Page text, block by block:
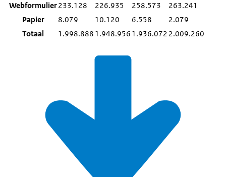
Webformulier233.128 226.935 258.573
263.241
Papier
8.079 10.120 6.558
2.079
Totaal
1.998.888 1.948.956 1.936.072 2.009.260